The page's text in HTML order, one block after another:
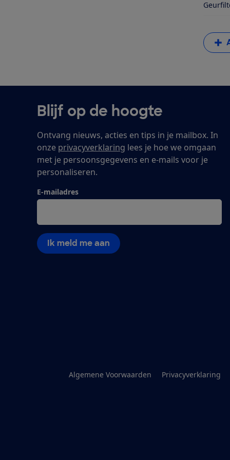
Blijf op de hoogte
Ontvang nieuws, acties en tips in je mailbox. In
onze privacyverklaring lees je hoe we omgaan
met je persoonsgegevens en e-mails voor je
personaliseren.
E-mailadres
Ik meld me aan
Algemene Voorwaarden Privacyverklaring